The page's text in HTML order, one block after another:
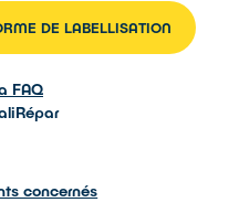
DE LABELLISATION
FAQ
concernés